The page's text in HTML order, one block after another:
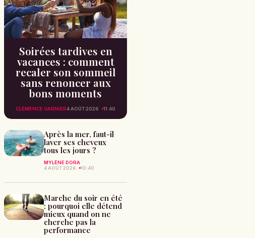
Soirées tardives en
vacances : comment
recaler son sommeil
sans renoncer aux
bons moments
CLÉMENCE GARNIER4 AOÛT 2026 11:40
Après la mer, faut-il
laver ses cheveux
tous les jours ?
MYLÈNE DORA
4 AOÛT 2026
10:40
Marche du soir en été
: pourquoi elle détend
mieux quand on ne
cherche pas la
performance